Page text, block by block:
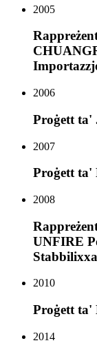
2005
2006
Proġett ta'
2007
Proġett ta'
2008
UNFIRE
2010
Proġett ta'
2014